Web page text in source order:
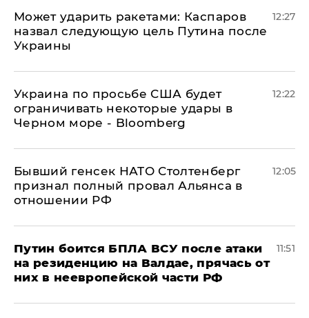
Может ударить ракетами: Каспаров
назвал следующую цель Путина после
Украины
12:27
Украина по просьбе США будет
ограничивать некоторые удары в
Черном море - Bloomberg
12:22
Бывший генсек НАТО Столтенберг
признал полный провал Альянса в
отношении РФ
12:05
Путин боится БПЛА ВСУ после атаки
на резиденцию на Валдае, прячась от
них в неевропейской части РФ
11:51